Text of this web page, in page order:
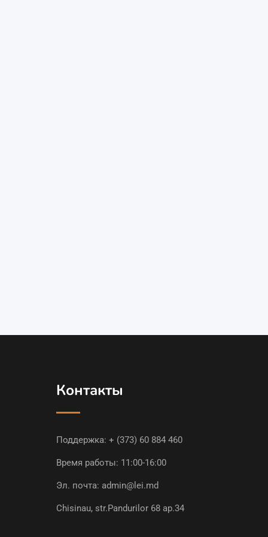
Контакты
Поддержка: + (373) 60 884 460
Время работы: 11:00-16:00
Эл. почта: admin@lei.md
Chisinau, str.Pandurilor 68 ap.34